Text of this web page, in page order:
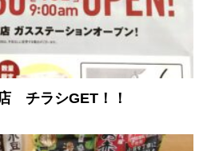
チラシGET！！